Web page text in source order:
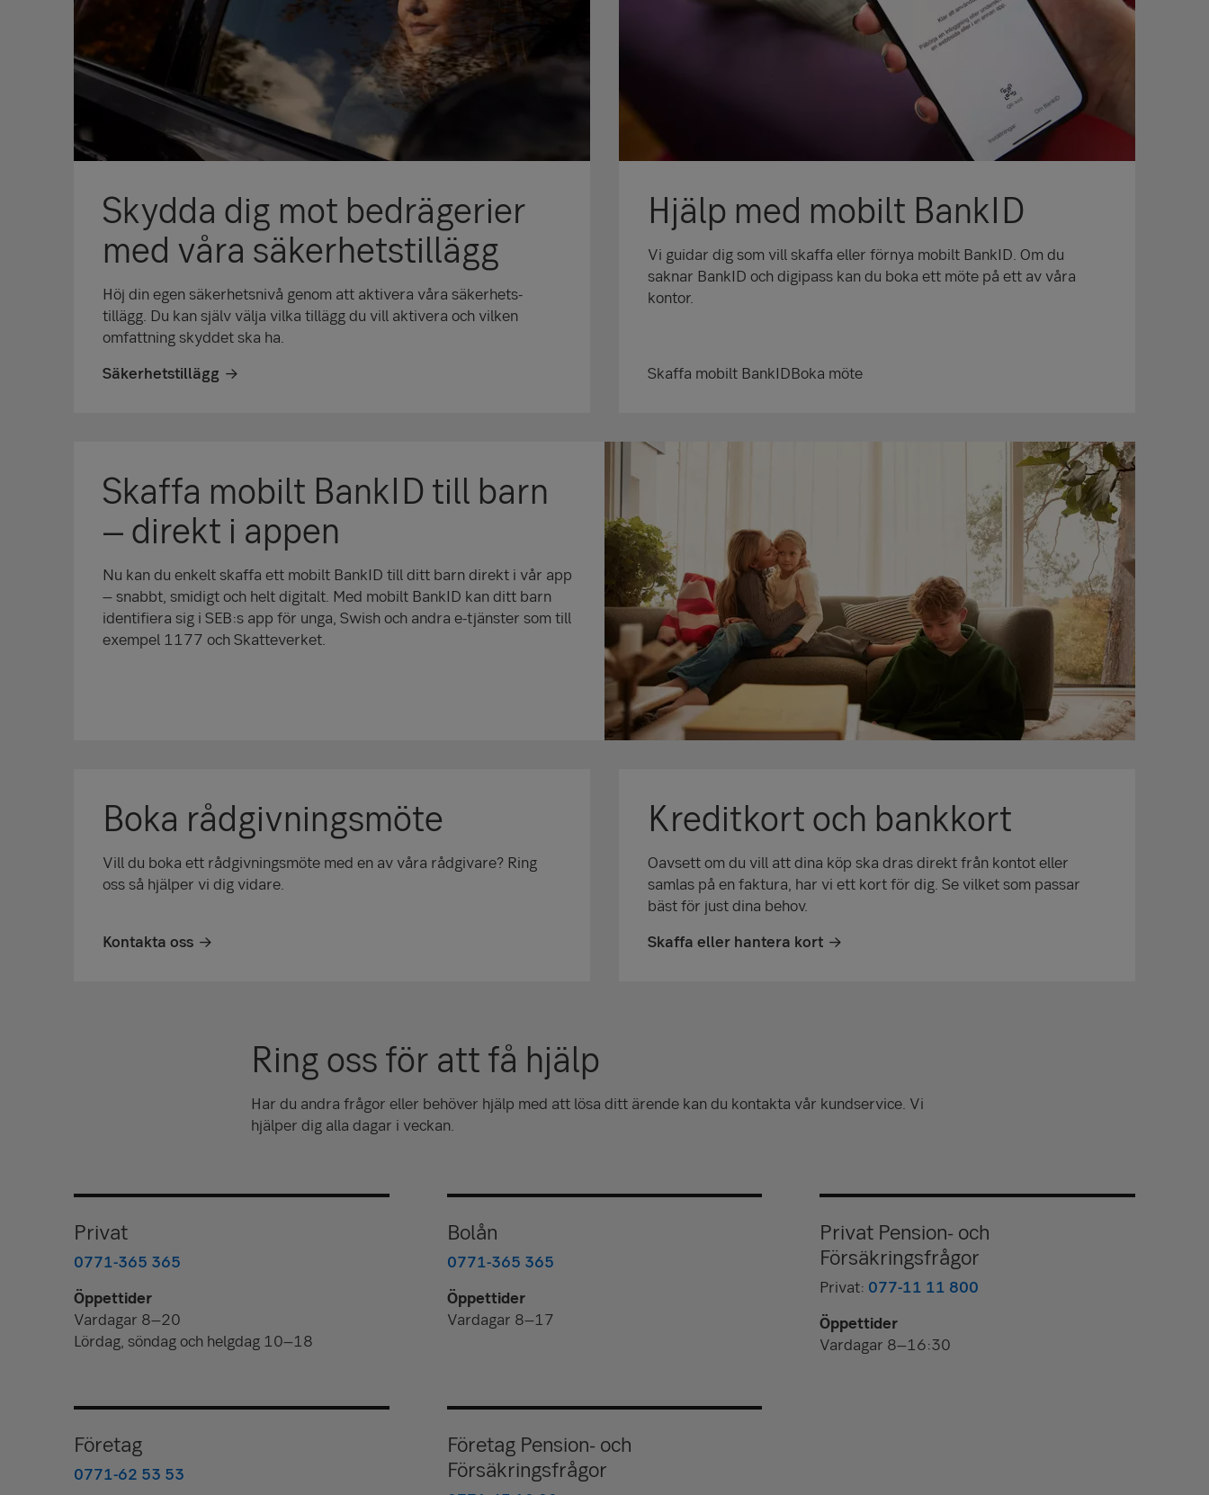
Skydda dig mot bedrägerier
med våra säkerhetstillägg
Höj din egen säkerhets­nivå genom att aktivera våra säkerhets­
tillägg. Du kan själv välja vilka tillägg du vill aktivera och vilken
omfattning skyddet ska ha.
Säkerhetstillägg
Hjälp med mobilt BankID
Vi guidar dig som vill skaffa eller förnya mobilt BankID. Om du
saknar BankID och digipass kan du boka ett möte på ett av våra
kontor.
Skaffa mobilt BankIDBoka möte
Skaffa mobilt BankID till barn
– direkt i appen
Nu kan du enkelt skaffa ett mobilt BankID till ditt barn direkt i vår app
– snabbt, smidigt och helt digitalt. Med mobilt BankID kan ditt barn
identifiera sig i SEB:s app för unga, Swish och andra e-tjänster som till
exempel 1177 och Skatteverket.
Boka rådgivningsmöte
Vill du boka ett rådgivningsmöte med en av våra rådgivare? Ring
oss så hjälper vi dig vidare.
Kontakta oss
Kreditkort och bankkort
Oavsett om du vill att dina köp ska dras direkt från kontot eller
samlas på en faktura, har vi ett kort för dig. Se vilket som passar
bäst för just dina behov.
Skaffa eller hantera kort
Ring oss för att få hjälp
Har du andra frågor eller behöver hjälp med att lösa ditt ärende kan du kontakta vår kundservice. Vi
hjälper dig alla dagar i veckan.
Privat
0771-365 365
Öppettider
Vardagar 8–20
Lördag, söndag och helgdag 10–18
Bolån
0771-365 365
Öppettider
Vardagar 8–17
Privat Pension- och
Försäkringsfrågor
Privat: 077-11 11 800
Öppettider
Vardagar 8–16:30
Företag
0771-62 53 53
Företag Pension- och
Försäkringsfrågor